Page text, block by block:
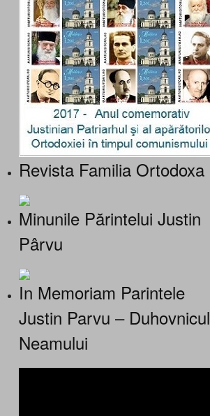
Revista Familia Ortodoxa
Minunile Părintelui Justin
Pârvu
In Memoriam Parintele
Justin Parvu – Duhovnicul
Neamului